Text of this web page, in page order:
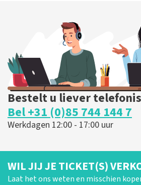
Bestelt u liever
Bel +31 (0)85 744 144 7
Werkdagen 12:00 - 17:00 uur
WIL JIJ JE TICKET(S)
Laat het ons weten en misschien